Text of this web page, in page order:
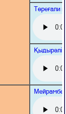
Төреғали
Қыдырәлі